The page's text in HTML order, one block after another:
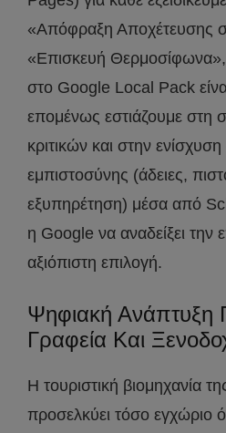
«Απόφραξη Αποχέτευσης
«Επισκευή
στο Google Local Pack
επομένως εστιάζουμε στη
κριτικών και στην
εμπιστοσύνης (άδειες,
εξυπηρέτηση) μέσα από
η Google να αναδείξει την
αξιόπιστη επιλογή.
Ψηφιακή Ανάπτυξη
Γραφεία Και
Η τουριστική βιομηχανία
προσελκύει τόσο εγχώριο